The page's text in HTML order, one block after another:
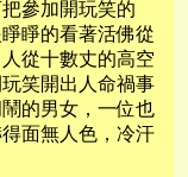
參加開玩笑的
睜的看著活佛從
從十數丈的高空
笑開出人命禍事
的男女，一位也
面無人色，冷汗